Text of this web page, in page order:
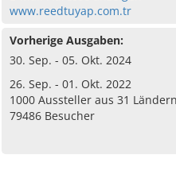
www.reedtuyap.com.tr
Vorherige Ausgaben:
30. Sep. - 05. Okt. 2024
26. Sep. - 01. Okt. 2022
1000 Aussteller aus 31
79486 Besucher